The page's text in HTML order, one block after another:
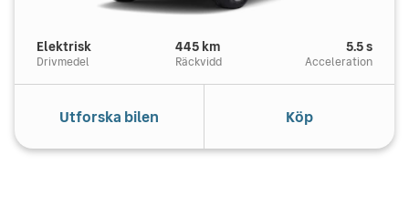
Elektrisk
Drivmedel
445 km
Räckvidd
5.5s
Acceleration
Utforska bilen Köp